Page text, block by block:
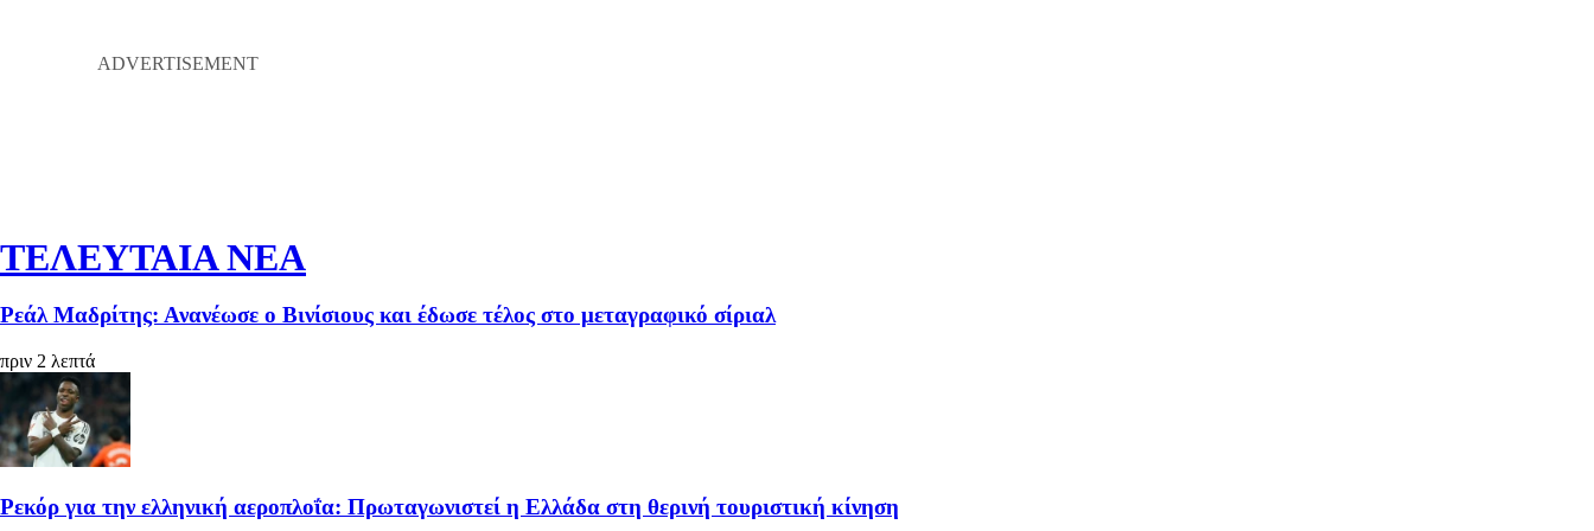
ΤΕΛΕΥΤΑΙΑ ΝΕΑ
Ρεάλ Μαδρίτης: Ανανέωσε ο Βινίσιους και έδωσε τέλος στο μεταγραφικό σίριαλ
πριν 2 λεπτά
Ρεκόρ για την ελληνική αεροπλοΐα: Πρωταγωνιστεί η Ελλάδα στη θερινή τουριστική κίνηση